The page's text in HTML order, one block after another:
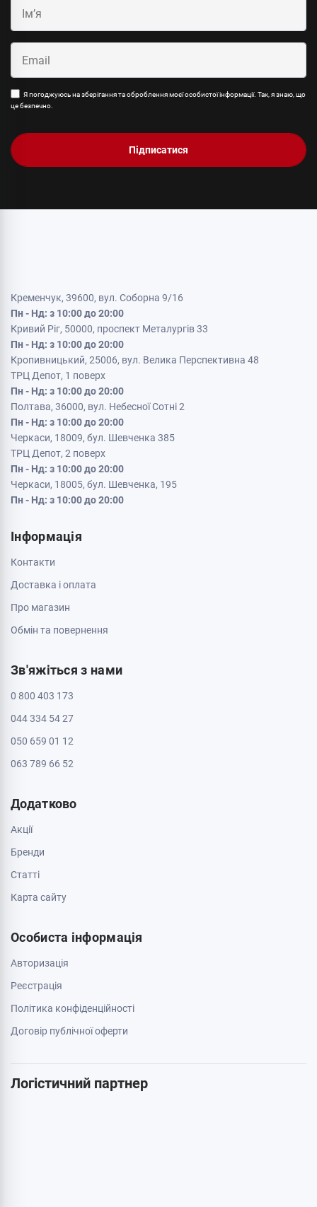
Я погоджуюсь на зберігання та оброблення моєї особистої інформації. Так, я знаю, що
це безпечно.
Підписатися
Кременчук, 39600, вул. Соборна 9/16
Пн - Нд: з 10:00 до 20:00
Кривий Ріг, 50000, проспект Металургів 33
Кропивницький, 25006, вул. Велика Перспективна 48
Полтава, 36000, вул. Небесної Сотні 2
Пн - Нд: з 10:00 до 20:00
ТРЦ Депот, 2 поверх
Черкаси, 18005, бул. Шевченка, 195
Інформація
Контакти
Доставка і оплата
Обмін та повернення
Зв'яжіться з нами
0 800 403 173
044 334 54 27
063 789 66 52
Додатково
Акції
Бренди
Карта сайту